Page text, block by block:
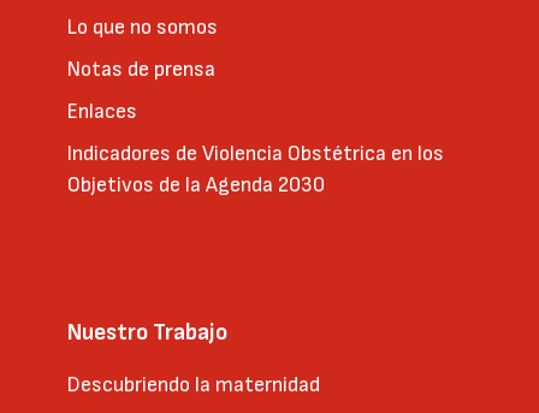
Lo que no somos
Notas de prensa
Enlaces
Indicadores de Violencia Obstétrica en los
Objetivos de la Agenda 2030
Nuestro Trabajo
Descubriendo la maternidad